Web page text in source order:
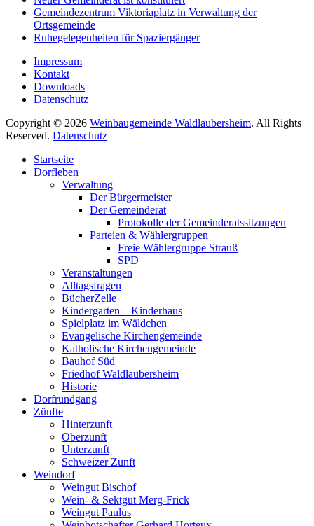
Gemeindezentrum Viktoriaplatz in Verwaltung der
Ortsgemeinde
Ruhegelegenheiten für Spaziergänger
Impressum
Kontakt
Downloads
Datenschutz
Copyright © 2026 Weinbaugemeinde Waldlaubersheim. All Rights
Reserved. Datenschutz
oben
scrollen
Startseite
Dorfleben
Verwaltung
Der Bürgermeister
Der Gemeinderat
Protokolle der Gemeinderatssitzungen
Parteien & Wählergruppen
Freie Wählergruppe Strauß
SPD
Veranstaltungen
Alltagsfragen
BücherZelle
Kindergarten – Kinderhaus
Spielplatz im Wäldchen
Evangelische Kirchengemeinde
Katholische Kirchengemeinde
Bauhof Süd
Friedhof Waldlaubersheim
Historie
Dorfrundgang
Zünfte
Hinterzunft
Oberzunft
Unterzunft
Schweizer Zunft
Weindorf
Weingut Bischof
Wein- & Sektgut Merg-Frick
Weingut Paulus